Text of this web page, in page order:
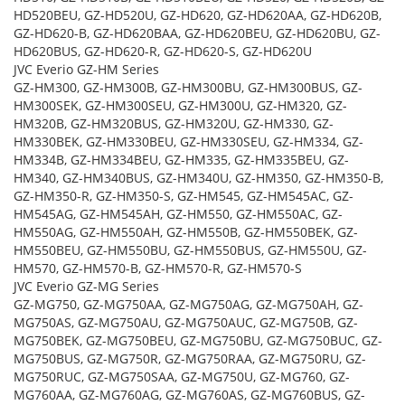
HD520BEU, GZ-HD520U, GZ-HD620, GZ-HD620AA, GZ-HD620B,
GZ-HD620-B, GZ-HD620BAA, GZ-HD620BEU, GZ-HD620BU, GZ-
HD620BUS, GZ-HD620-R, GZ-HD620-S, GZ-HD620U
JVC Everio GZ-HM Series
GZ-HM300, GZ-HM300B, GZ-HM300BU, GZ-HM300BUS, GZ-
HM300SEK, GZ-HM300SEU, GZ-HM300U, GZ-HM320, GZ-
HM320B, GZ-HM320BUS, GZ-HM320U, GZ-HM330, GZ-
HM330BEK, GZ-HM330BEU, GZ-HM330SEU, GZ-HM334, GZ-
HM334B, GZ-HM334BEU, GZ-HM335, GZ-HM335BEU, GZ-
HM340, GZ-HM340BUS, GZ-HM340U, GZ-HM350, GZ-HM350-B,
GZ-HM350-R, GZ-HM350-S, GZ-HM545, GZ-HM545AC, GZ-
HM545AG, GZ-HM545AH, GZ-HM550, GZ-HM550AC, GZ-
HM550AG, GZ-HM550AH, GZ-HM550B, GZ-HM550BEK, GZ-
HM550BEU, GZ-HM550BU, GZ-HM550BUS, GZ-HM550U, GZ-
HM570, GZ-HM570-B, GZ-HM570-R, GZ-HM570-S
JVC Everio GZ-MG Series
GZ-MG750, GZ-MG750AA, GZ-MG750AG, GZ-MG750AH, GZ-
MG750AS, GZ-MG750AU, GZ-MG750AUC, GZ-MG750B, GZ-
MG750BEK, GZ-MG750BEU, GZ-MG750BU, GZ-MG750BUC, GZ-
MG750BUS, GZ-MG750R, GZ-MG750RAA, GZ-MG750RU, GZ-
MG750RUC, GZ-MG750SAA, GZ-MG750U, GZ-MG760, GZ-
MG760AA, GZ-MG760AG, GZ-MG760AS, GZ-MG760BUS, GZ-